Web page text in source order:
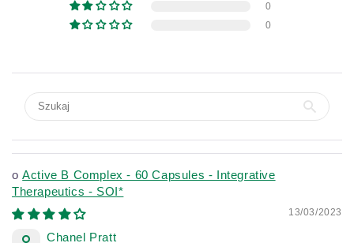
0
0
Active B Complex - 60 Capsules - Integrative
Therapeutics - SOI*
13/03/2023
Chanel Pratt